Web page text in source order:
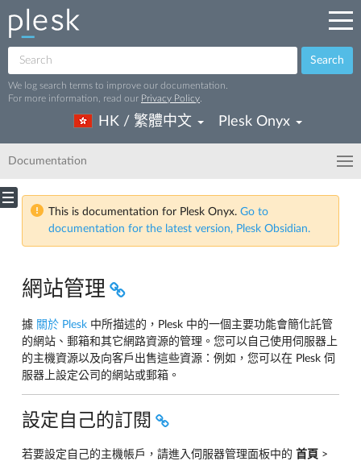
Search
We log search terms to improve our documentation.
For more information, read our Privacy Policy
HK / 繁體中文 Plesk Onyx
Documentation
This is documentation for Plesk Onyx. Go to
documentation for the latest version, Plesk Obsidian.
網站管理
據 關於 Plesk 中所描述的，Plesk 中的一個主要功能會簡化託管
的網站、郵箱和其它網路資源的管理。您可以自己使用伺服器上
的主機資源以及向客戶出售這些資源：例如，您可以在 Plesk 伺
服器上設定公司的網站或郵箱。
設定自己的訂閱
若要設定自己的主機帳戶，請進入伺服器管理面板中的 首頁 >